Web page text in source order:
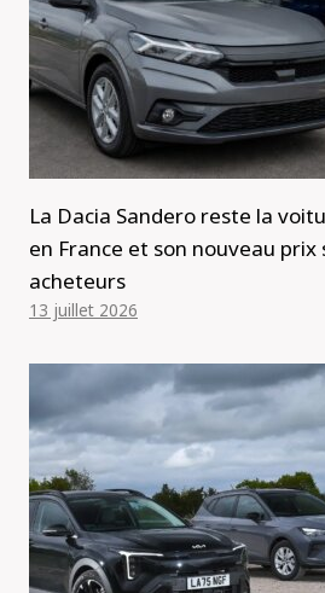
La Dacia Sandero reste la
en France et son nouveau
acheteurs
13 juillet 2026